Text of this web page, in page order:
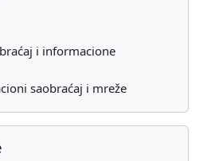
i informacione
saobraćaj i mreže